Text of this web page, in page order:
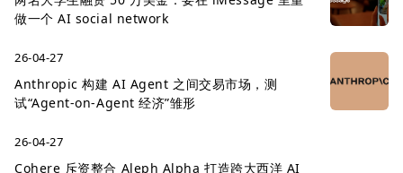
做一个 AI social network
26-04-27
Anthropic 构建 AI Agent 之间交易市场，测
试“Agent-on-Agent 经济”雏形
26-04-27
Cohere 斥资整合 Aleph Alpha 打造跨大西洋 AI